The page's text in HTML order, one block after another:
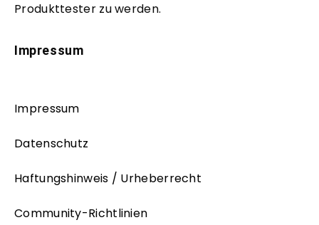
Produkttester zu werden.
Impressum
Impressum
Datenschutz
Haftungshinweis / Urheberrecht
Community-Richtlinien